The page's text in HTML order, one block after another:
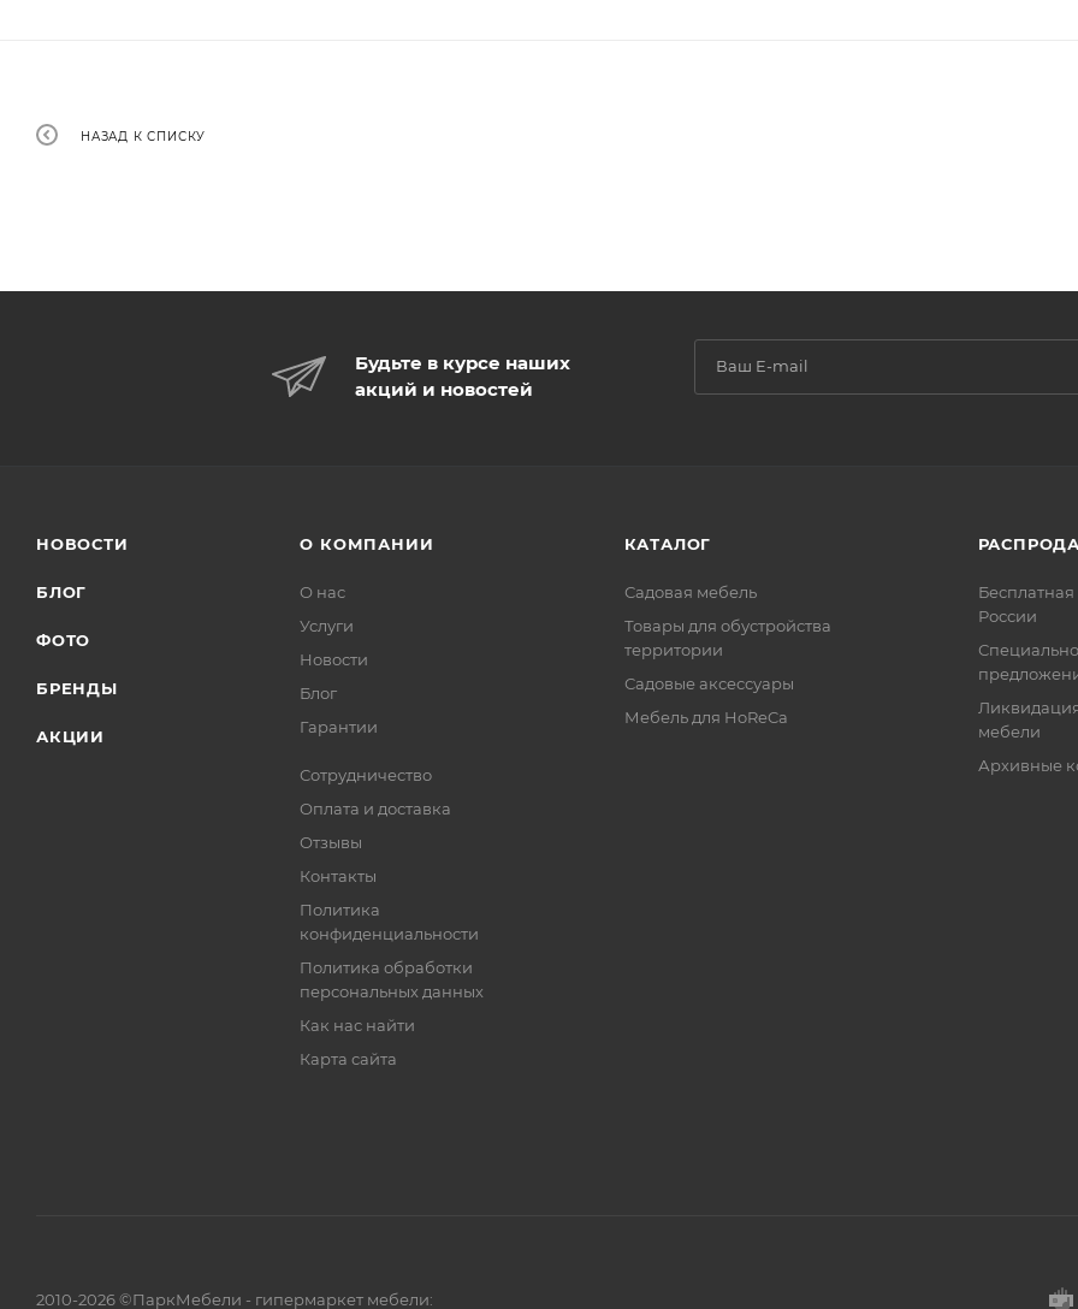
НАЗАД К СПИСКУ
Будьте в курсе наших
акций и новостей
НОВОСТИ
БЛОГ
ФОТО
БРЕНДЫ
АКЦИИ
О КОМПАНИИ
О нас
Услуги
Новости
Блог
Гарантии
Сотрудничество
Оплата и доставка
Отзывы
Контакты
Политика
конфиденциальности
Политика обработки
персональных данных
Как нас найти
Карта сайта
КАТАЛОГ
Садовая мебель
Товары для обустройства
территории
Садовые аксессуары
Мебель для HoReCa
Бесплатная
России
мебели
Архивные
2010-2026 ©ПаркМебели - гипермаркет мебели: